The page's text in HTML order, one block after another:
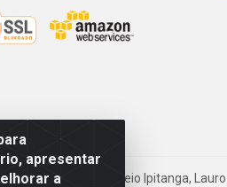
apresentar
a
Rissut, 254 - Recreio Ipitanga,